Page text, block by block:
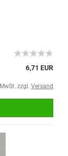
6,71 EUR
zzgl. Versand